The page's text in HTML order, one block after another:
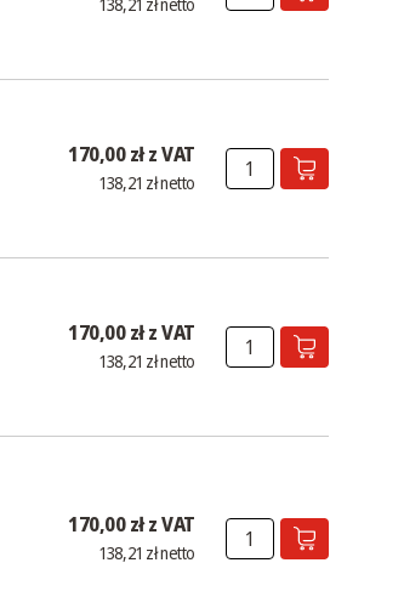
170,00 zł z VAT
138,21 zł netto
170,00 zł z VAT
138,21 zł netto
170,00 zł z VAT
138,21 zł netto